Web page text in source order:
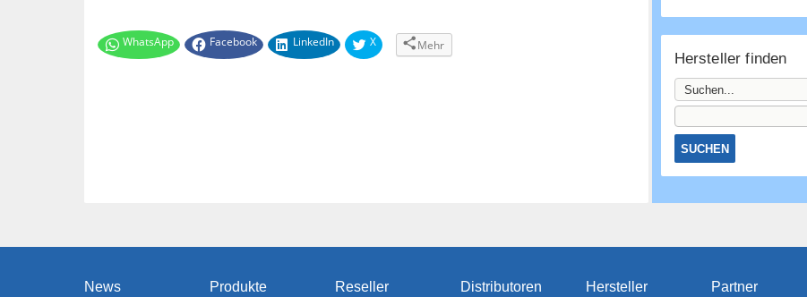
WhatsApp Facebook LinkedIn X Mehr
Hersteller finden
News Produkte Reseller Distributoren Hersteller Partner